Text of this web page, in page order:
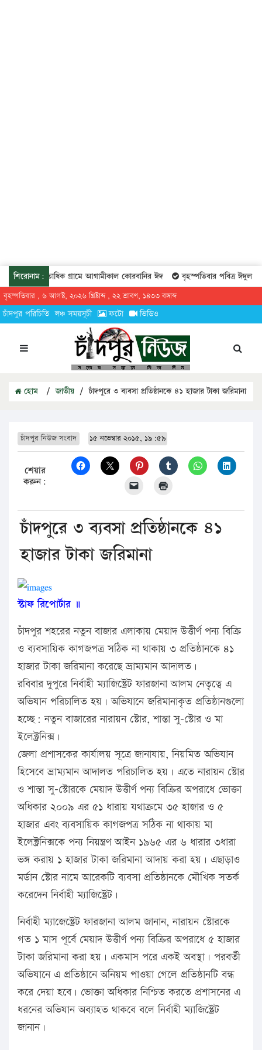
শিরোনাম:
অর্ধশতাধিক গ্রামে আগামীকাল কোরবানির ঈদ বৃহস্পতিবার পবিত্র ঈদুল
বৃহস্পতিবার , ৬ আগস্ট, ২০২৬ খ্রিষ্টাব্দ , ২২ শ্রাবণ, ১৪৩৩ বঙ্গাব্দ
চাঁদপুর পরিচিতি লঞ্চ সময়সূচী ফটো ভিডিও
হোম / জাতীয় / চাঁদপুরে ৩ ব্যবসা প্রতিষ্ঠানকে ৪১ হাজার টাকা জরিমানা
চাঁদপুর নিউজ সংবাদ ১৫ নভেম্বার ২০১৫, ১৯:৫৯
শেয়ার
করুন:
চাঁদপুরে ৩ ব্যবসা প্রতিষ্ঠানকে ৪১
হাজার টাকা জরিমানা
স্টাফ রিপোর্টার ॥
চাঁদপুর শহরের নতুন বাজার এলাকায় মেয়াদ উত্তীর্ণ পন্য বিক্রি
ও ব্যবসায়িক কাগজপত্র সঠিক না থাকায় ৩ প্রতিষ্ঠানকে ৪১
হাজার টাকা জরিমানা করেছে ভ্রাম্যমান আদালত।
রবিবার দুপুরে নির্বাহী ম্যাজিস্ট্রেট ফারজানা আলম নেতৃত্বে এ
অভিযান পরিচালিত হয়। অভিযানে জরিমানাকৃত প্রতিষ্ঠানগুলো
হচ্ছে: নতুন বাজারের নারায়ন স্টোর, শান্তা সু-স্টোর ও মা
ইলেক্ট্রনিক্স।
জেলা প্রশাসকের কার্যালয় সূত্রে জানাযায়, নিয়মিত অভিযান
হিসেবে ভ্রাম্যমান আদালত পরিচালিত হয়। এতে নারায়ন স্টোর
ও শান্তা সু-স্টোরকে মেয়াদ উত্তীর্ণ পন্য বিক্রির অপরাধে ভোক্তা
অধিকার ২০০৯ এর ৫১ ধারায় যথাক্রমে ৩৫ হাজার ও ৫
হাজার এবং ব্যবসায়িক কাগজপত্র সঠিক না থাকায় মা
ইলেক্ট্রনিক্সকে পন্য নিয়ন্ত্রণ আইন ১৯৬৫ এর ৬ ধারার ৩ধারা
ভঙ্গ করায় ১ হাজার টাকা জরিমানা আদায় করা হয়। এছাড়াও
মর্ডান স্টোর নামে আরেকটি ব্যবসা প্রতিষ্ঠানকে মৌখিক সতর্ক
করেদেন নির্বাহী ম্যাজিস্ট্রেট।
নির্বাহী ম্যাজেস্ট্রেট ফারজানা আলম জানান, নারায়ন স্টোরকে
গত ১ মাস পূর্বে মেয়াদ উত্তীর্ণ পন্য বিক্রির অপরাধে ৫ হাজার
টাকা জরিমানা করা হয়। একমাস পরে একই অবস্থা। পরবর্তী
অভিযানে এ প্রতিষ্ঠানে অনিয়ম পাওয়া গেলে প্রতিষ্ঠানটি বন্ধ
করে দেয়া হবে। ভোক্তা অধিকার নিশ্চিত করতে প্রশাসনের এ
ধরনের অভিযান অব্যাহত থাকবে বলে নির্বাহী ম্যাজিস্ট্রেট
জানান।